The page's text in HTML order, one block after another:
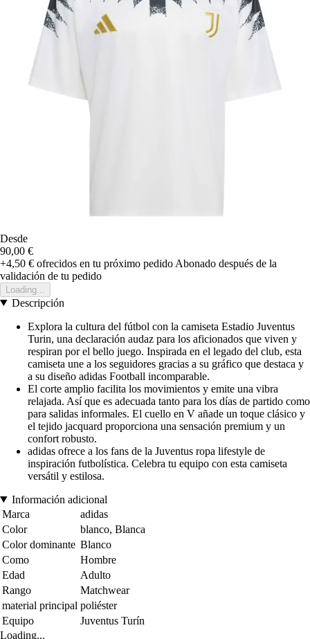
Desde
90,00 €
+4,50 € ofrecidos en tu próximo pedido Abonado después de la
validación de tu pedido
Loading...
Descripción
Explora la cultura del fútbol con la camiseta Estadio Juventus
Turin, una declaración audaz para los aficionados que viven y
respiran por el bello juego. Inspirada en el legado del club, esta
camiseta une a los seguidores gracias a su gráfico que destaca y
a su diseño adidas Football incomparable.
El corte amplio facilita los movimientos y emite una vibra
relajada. Así que es adecuada tanto para los días de partido como
para salidas informales. El cuello en V añade un toque clásico y
el tejido jacquard proporciona una sensación premium y un
confort robusto.
adidas ofrece a los fans de la Juventus ropa lifestyle de
inspiración futbolística. Celebra tu equipo con esta camiseta
versátil y estilosa.
Información adicional
Marca
adidas
Color
blanco, Blanca
Color dominante Blanco
Como
Hombre
Edad
Adulto
Rango
Matchwear
material principal poliéster
Equipo
Juventus Turín
Loading...